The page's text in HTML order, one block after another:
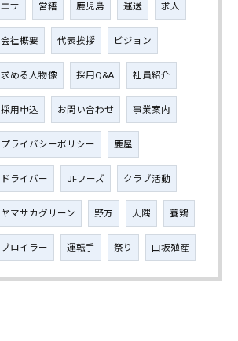
エサ 営繕 鹿児島 運送 求人
会社概要 代表挨拶 ビジョン
求める人物像 採用Q&A 社員紹介
採用申込 お問い合わせ 事業案内
プライバシーポリシー 鹿屋
ドライバー JFフーズ クラブ活動
ヤマサカグリーン 野方 大隅 養鶏
ブロイラー 運転手 祭り 山坂殖産